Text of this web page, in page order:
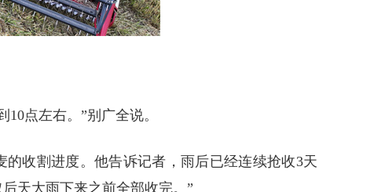
点左右。”别广全说。
收割进度。他告诉记者，雨后已经连续抢收3天
天大雨下来之前全部收完。”